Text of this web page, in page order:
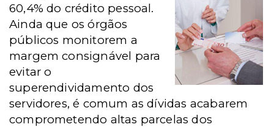
60,4% do crédito pessoal.
Ainda que os órgãos
públicos monitorem a
margem consignável para
evitar o
superendividamento dos
servidores, é comum as dívidas acabarem
comprometendo altas parcelas dos